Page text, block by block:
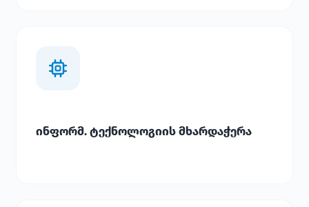
ინფორმ. ტექნოლოგიის მხარდაჭერა